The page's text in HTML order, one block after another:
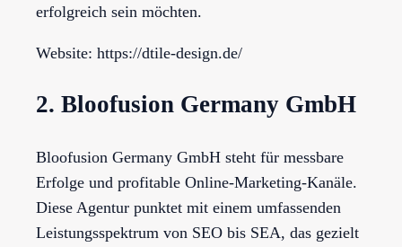
erfolgreich sein möchten.
Website: https://dtile-design.de/
2. Bloofusion Germany GmbH
Bloofusion Germany GmbH steht für messbare
Erfolge und profitable Online-Marketing-Kanäle.
Diese Agentur punktet mit einem umfassenden
Leistungsspektrum von SEO bis SEA, das gezielt